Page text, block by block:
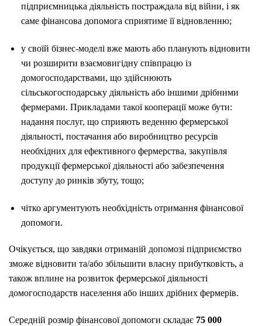
підприємницька діяльність постраждала від війни, і як
саме фінансова допомога сприятиме її відновленню;
у своїй бізнес-моделі вже мають або планують відновити
чи розширити взаємовигідну співпрацю із
домогосподарствами, що здійснюють
сільськогосподарську діяльність або іншими дрібними
фермерами. Прикладами такої кооперації може бути:
надання послуг, що сприяють веденню фермерської
діяльності, постачання або виробництво ресурсів
необхідних для ефективного фермерства, закупівля
продукції фермерської діяльності або забезпечення
доступу до ринків збуту, тощо;
чітко аргументують необхідність отримання фінансової
допомоги.
Очікується, що завдяки отриманій допомозі підприємство
зможе відновити та/або збільшити власну прибутковість, а
також вплине на розвиток фермерської діяльності
домогосподарств населення або інших дрібних фермерів.
Середній розмір фінансової допомоги складає 75 000